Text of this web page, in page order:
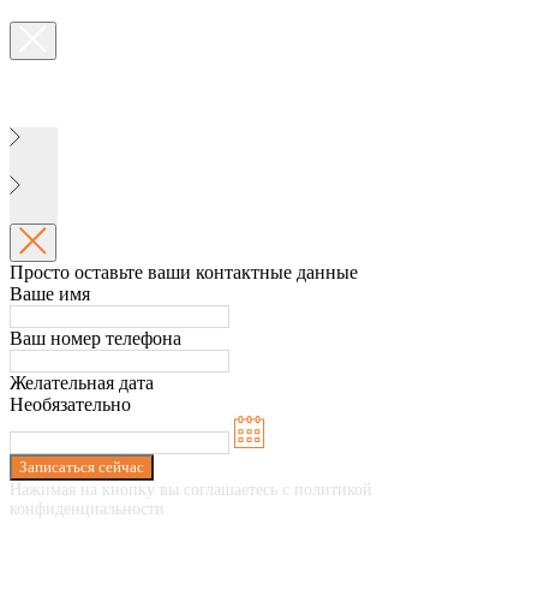
Просто оставьте ваши контактные данные
Ваше имя
Ваш номер телефона
Желательная дата
Необязательно
Записаться сейчас
Нажимая на кнопку вы соглашаетесь с политикой
конфиденциальности